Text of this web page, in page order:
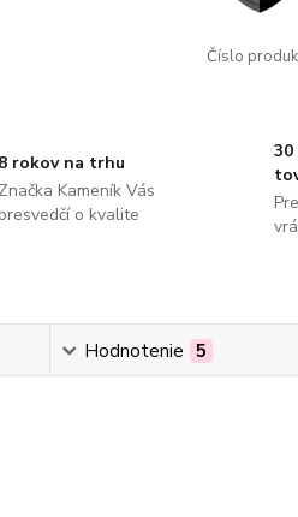
Číslo
8 rokov na trhu
Značka Kameník Vás
presvedčí o kvalite
Hodnotenie 5